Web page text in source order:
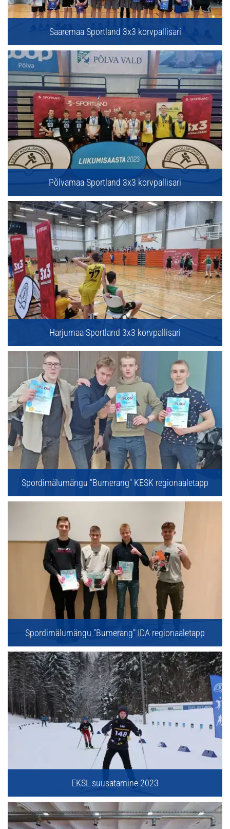
Saaremaa Sportland 3x3 korvpallisari
Põlvamaa Sportland 3x3 korvpallisari
Harjumaa Sportland 3x3 korvpallisari
Spordimälumängu "Bumerang" KESK regionaaletapp
Spordimälumängu "Bumerang" IDA regionaaletapp
EKSL suusatamine 2023